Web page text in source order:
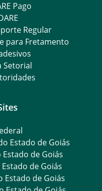
Pago
Regular
para Fretamento
Setorial
Estado de Goiás
de Goiás
de Goiás
Estado de Goiás